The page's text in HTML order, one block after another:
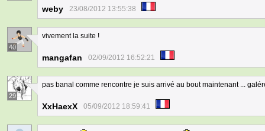
weby 23/08/2012 13:55:38
40
vivement la suite !
mangafan 02/09/2012 16:52:21
29
pas banal comme rencontre je suis arrivé au bout maintenant ...
XxHaexX 05/09/2012 18:59:41